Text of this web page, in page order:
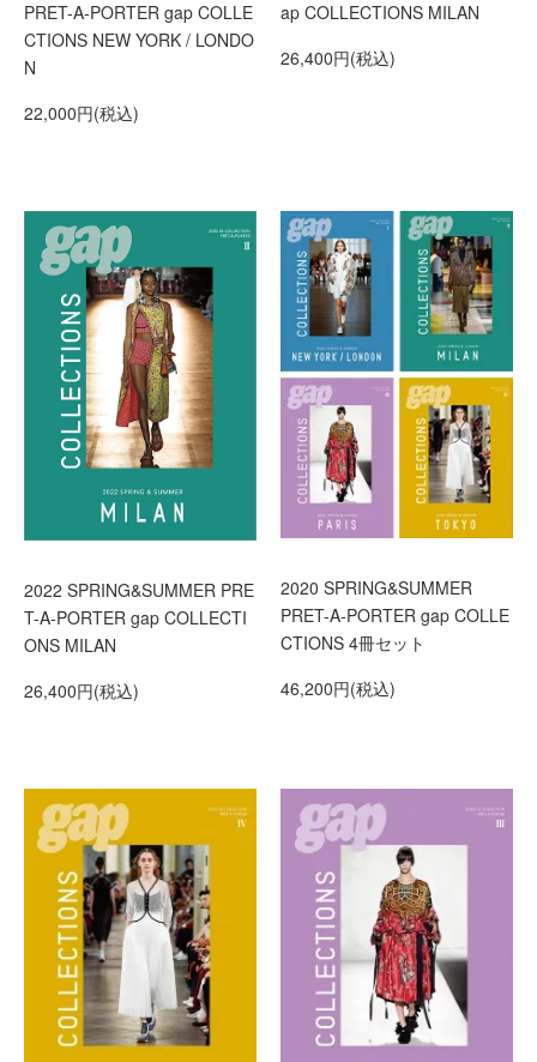
PRET-A-PORTER gap COLLE
CTIONS NEW YORK / LONDO
N
22,000円(税込)
ap COLLECTIONS MILAN
26,400円(税込)
2022 SPRING&SUMMER PRE
T-A-PORTER gap COLLECTI
ONS MILAN
26,400円(税込)
2020 SPRING&SUMMER
PRET-A-PORTER gap COLLE
CTIONS 4冊セット
46,200円(税込)